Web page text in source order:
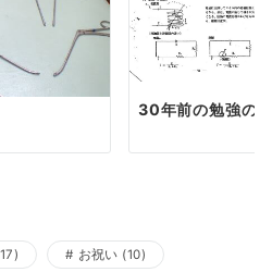
30年前の勉強の
お祝い (10)